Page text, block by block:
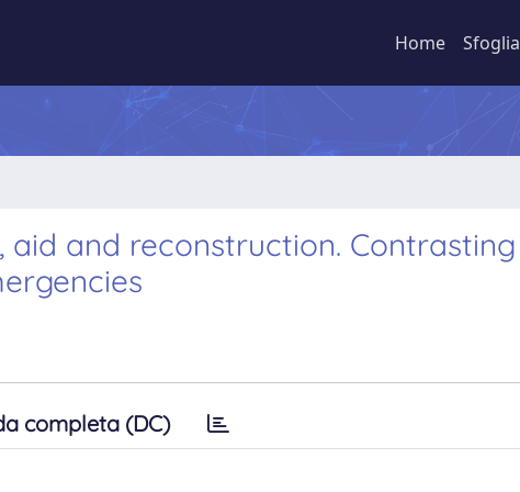
Home Sfoglia
and reconstruction. Contrasting
completa (DC)